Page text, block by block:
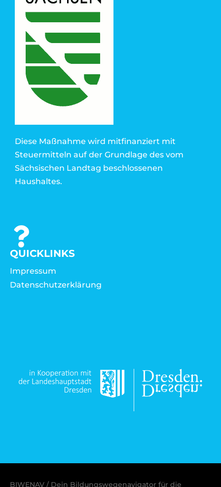
Diese Maßnahme wird mitfinanziert mit
Steuermitteln auf der Grundlage des vom
Sächsischen Landtag beschlossenen
Haushaltes.
QUICKLINKS
Impressum
Datenschutzerklärung
BIWENAV / Dein Bildungswegenavigator für die